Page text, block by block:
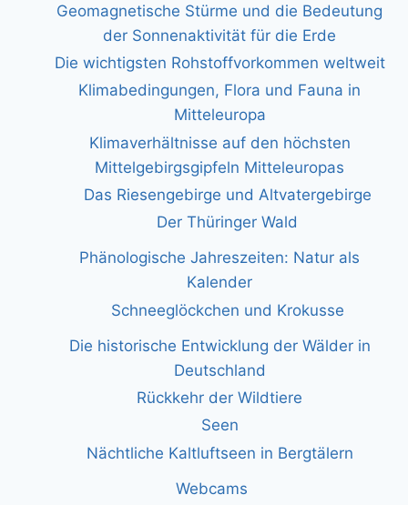
Geomagnetische Stürme und die Bedeutung
der Sonnenaktivität für die Erde
Die wichtigsten Rohstoffvorkommen weltweit
Klimabedingungen, Flora und Fauna in
Mitteleuropa
Klimaverhältnisse auf den höchsten
Mittelgebirgsgipfeln Mitteleuropas
Das Riesengebirge und Altvatergebirge
Der Thüringer Wald
Phänologische Jahreszeiten: Natur als
Kalender
Schneeglöckchen und Krokusse
Die historische Entwicklung der Wälder in
Deutschland
Rückkehr der Wildtiere
Seen
Nächtliche Kaltluftseen in Bergtälern
Webcams